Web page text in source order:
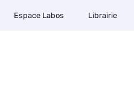
Espace Labos Librairie